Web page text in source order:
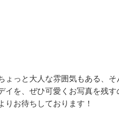
ょっと大人な雰囲気もある、そ
イを、ぜひ可愛くお写真を残す
りお待ちしております！